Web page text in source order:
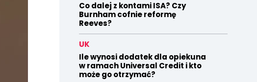
Co dalej z kontami ISA? Czy
Burnham cofnie reformę
Reeves?
UK
Ile wynosi dodatek dla opiekuna
w ramach Universal Credit i kto
może go otrzymać?